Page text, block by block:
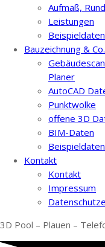
Aufmaß,
Leistungen
Bauzeichnung & Co.
Planer
AutoCAD
Punktwolke
offene 3D
BIM-Daten
Kontakt
Kontakt
Impressum
3D Pool – Plauen –